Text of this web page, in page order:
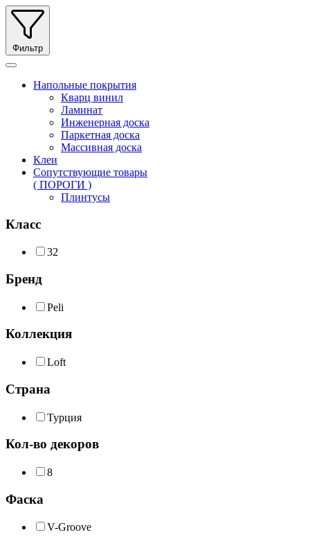
Фильтр
Напольные покрытия
Кварц винил
Ламинат
Инженерная доска
Паркетная доска
Массивная доска
Клеи
Сопутствующие товары
( ПОРОГИ )
Плинтусы
Класс
32
Бренд
Peli
Коллекция
Loft
Страна
Турция
Кол-во декоров
8
Фаска
V-Groove